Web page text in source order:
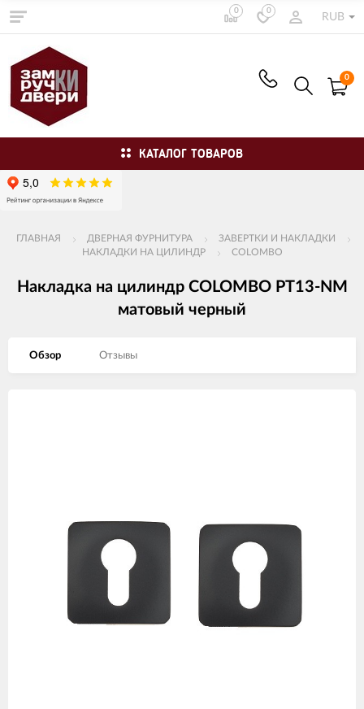
0 0
RUB
0
КАТАЛОГ ТОВАРОВ
ГЛАВНАЯ ДВЕРНАЯ ФУРНИТУРА
ЗАВЕРТКИ И НАКЛАДКИ
НАКЛАДКИ НА ЦИЛИНДР
COLOMBO
Накладка на цилиндр COLOMBO PT13-NM
матовый черный
Обзор Отзывы